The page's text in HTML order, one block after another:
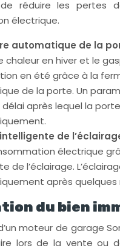
réduire les pertes
électrique.
automatique de la
chaleur en hiver et le
en été grâce à la
de la porte. Un
délai après lequel la
de
électrique
de l’éclairage.
après quelques
du bien
moteur de garage
lors de la vente ou